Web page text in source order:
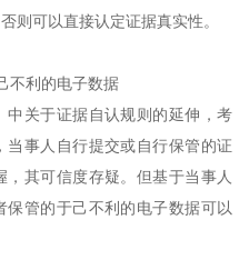
则可以直接认定证据真实性。
不利的电子数据
关于证据自认规则的延伸，考
事人自行提交或自行保管的证
其可信度存疑。但基于当事人
保管的于己不利的电子数据可以